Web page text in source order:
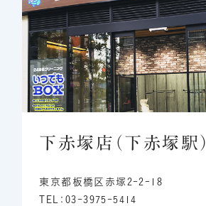
下赤塚店（下赤塚駅）
東京都板橋区赤塚2-2-18
TEL：03-3975-5414